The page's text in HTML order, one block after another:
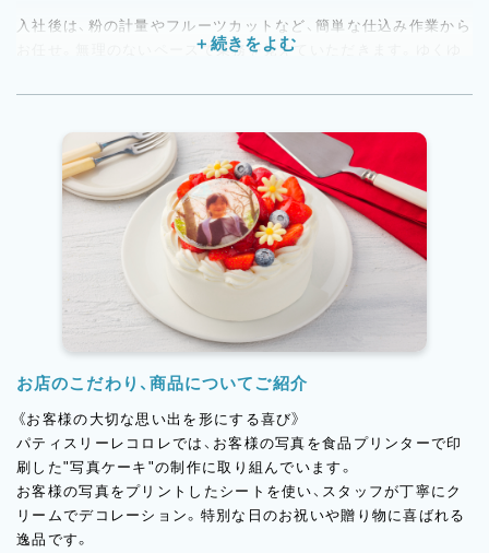
入社後は、粉の計量やフルーツカットなど、簡単な仕込み作業から
お任せ。無理のないペースで業務を覚えていただきます。ゆくゆ
ルの幅を広げることができますよ♪残業は繁忙期でも月20時間程
お店のこだわり、商品についてご紹介
《お客様の大切な思い出を形にする喜び》
パティスリーレコロレでは、お客様の写真を食品プリンターで印
刷した"写真ケーキ"の制作に取り組んでいます。
お客様の写真をプリントしたシートを使い、スタッフが丁寧にク
リームでデコレーション。特別な日のお祝いや贈り物に喜ばれる
逸品です。